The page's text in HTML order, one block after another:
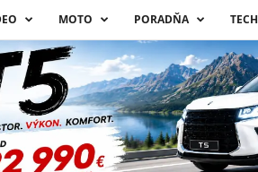
MOTO PORADŇA TECH